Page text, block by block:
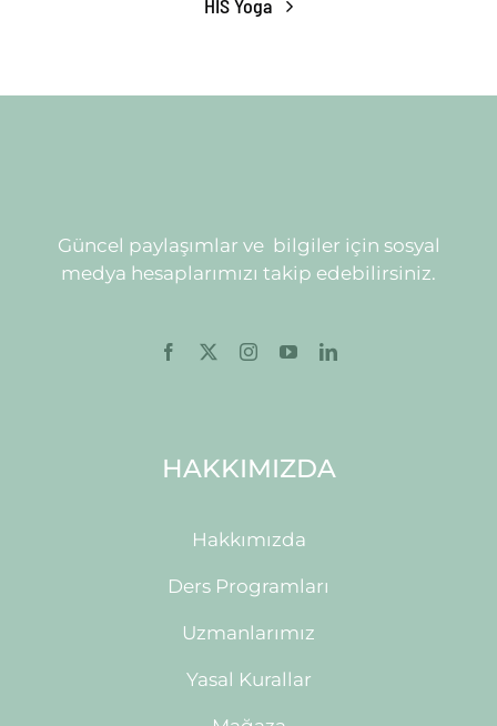
HİS Yoga
Güncel paylaşımlar ve bilgiler için sosyal
medya hesaplarımızı takip edebilirsiniz.
HAKKIMIZDA
Hakkımızda
Ders Programları
Uzmanlarımız
Yasal Kurallar